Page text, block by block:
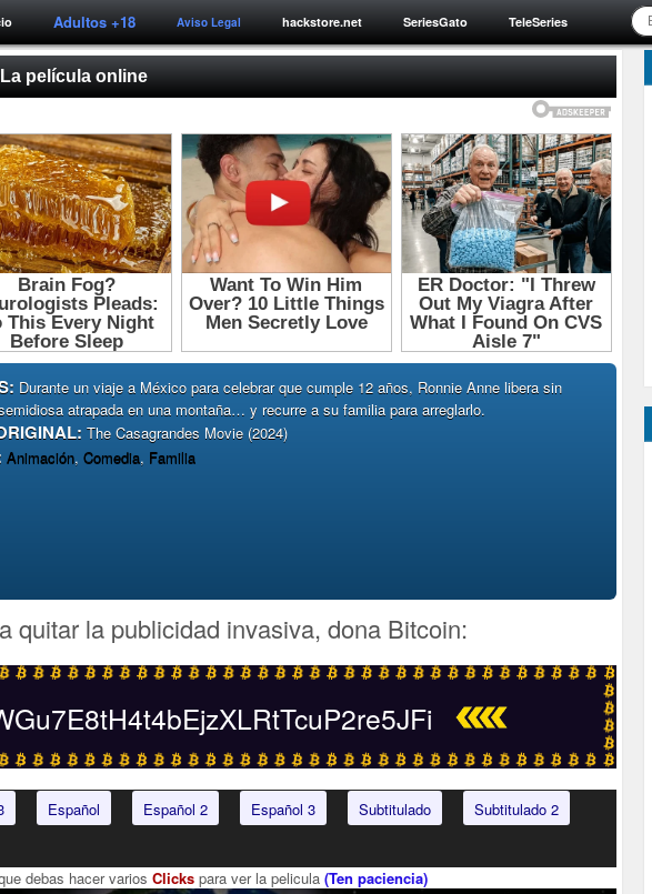
Adultos +18 Aviso Legal hackstore.net SeriesGato TeleSeries
película online
Durante un viaje a México para celebrar que cumple 12 años, Ronnie Anne libera sin
atrapada en una montaña… y recurre a su familia para arreglarlo.
The Casagrandes Movie (2024)
Animación, Comedia, Familia
quitar la publicidad invasiva, dona Bitcoin:
Español Español 2 Español 3 Subtitulado
Subtitulado 2
debas hacer varios Clickspara ver la pelicula (Ten paciencia)